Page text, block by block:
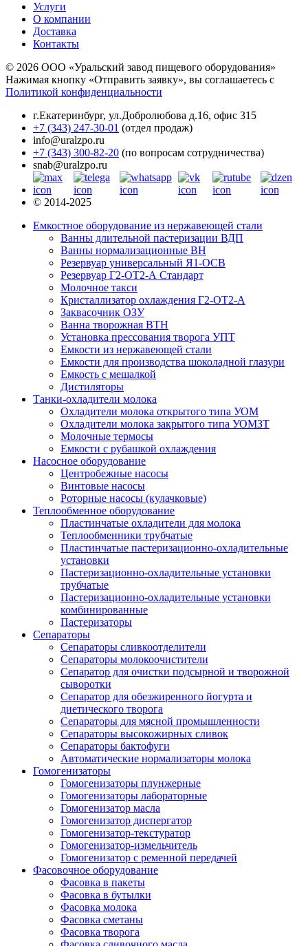
Услуги
О компании
Доставка
Контакты
© 2026 ООО «Уральский завод пищевого оборудования»
Нажимая кнопку «Отправить заявку», вы соглашаетесь с
Политикой конфиденциальности
г.Екатеринбург, ул.Добролюбова д.16, офис 315
+7 (343) 247-30-01 (отдел продаж)
info@uralzpo.ru
+7 (343) 300-82-20 (по вопросам сотрудничества)
snab@uralzpo.ru
© 2014-2025
Емкостное оборудование из нержавеющей стали
Ванны длительной пастеризации ВДП
Ванны нормализационные ВН
Резервуар универсальный Я1-ОСВ
Резервуар Г2-ОТ2-А Стандарт
Молочное такси
Кристаллизатор охлаждения Г2-ОТ2-А
Заквасочник ОЗУ
Ванна творожная ВТН
Установка прессования творога УПТ
Емкости из нержавеющей стали
Емкости для производства шоколадной глазури
Емкость с мешалкой
Дистиляторы
Танки-охладители молока
Охладители молока открытого типа УОМ
Охладители молока закрытого типа УОМЗТ
Молочные термосы
Емкости с рубашкой охлаждения
Насосное оборудование
Центробежные насосы
Винтовые насосы
Роторные насосы (кулачковые)
Теплообменное оборудование
Пластинчатые охладители для молока
Теплообменники трубчатые
Пластинчатые пастеризационно-охладительные
установки
Пастеризационно-охладительные установки
трубчатые
Пастеризационно-охладительные установки
комбинированные
Пастеризаторы
Сепараторы
Сепараторы сливкоотделители
Сепараторы молокоочистители
Сепаратор для очистки подсырной и творожной
сыворотки
Сепаратор для обезжиренного йогурта и
диетического творога
Сепараторы для мясной промышленности
Сепараторы высокожирных сливок
Сепараторы бактофуги
Автоматические нормализаторы молока
Гомогенизаторы
Гомогенизаторы плунжерные
Гомогенизаторы лабораторные
Гомогенизатор масла
Гомогенизатор диспергатор
Гомогенизатор-текстуратор
Гомогенизатор-измельчитель
Гомогенизатор с ременной передачей
Фасовочное оборудование
Фасовка в пакеты
Фасовка в бутылки
Фасовка молока
Фасовка сметаны
Фасовка творога